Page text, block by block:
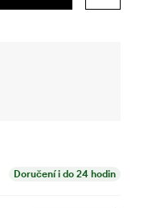
Doručení i do 24 hodin